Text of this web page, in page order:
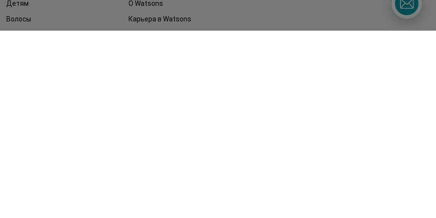
Детям
Волосы
О Watsons
Карьера в Watsons